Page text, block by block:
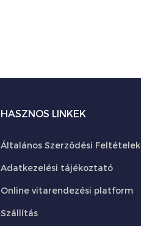
HASZNOS LINKEK
Általános Szerződési Feltételek
Adatkezelési tájékoztató
Online vitarendezési platform
Szállítás